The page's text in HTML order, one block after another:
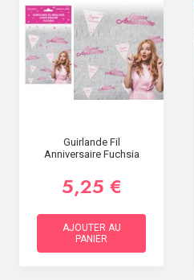
Guirlande Fil
Anniversaire Fuchsia
5,25 €
AJOUTER AU
PANIER